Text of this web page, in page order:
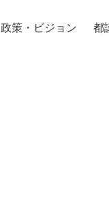
政策・ビジョン 都